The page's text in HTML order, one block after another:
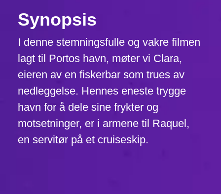
Synopsis
I denne stemningsfulle og vakre filmen
lagt til Portos havn, møter vi Clara,
eieren av en fiskerbar som trues av
nedleggelse. Hennes eneste trygge
havn for å dele sine frykter og
motsetninger, er i armene til Raquel,
en servitør på et cruiseskip.